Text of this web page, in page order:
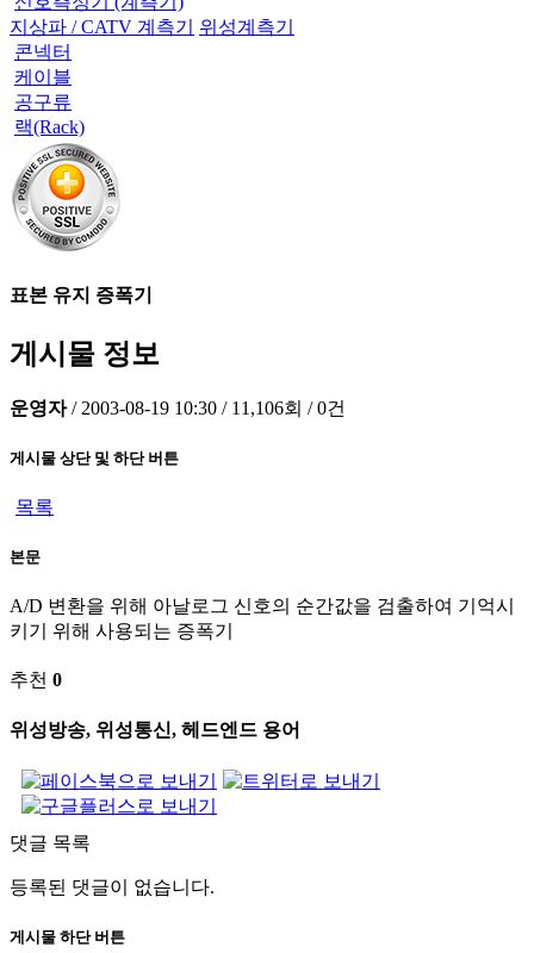
지상파 / CATV 계측기
위성계측기
콘넥터
케이블
공구류
랙(Rack)
표본 유지 증폭기
게시물 정보
운영자 / 2003-08-19 10:30 / 11,106회 / 0건
게시물 상단 및 하단 버튼
목록
본문
A/D 변환을 위해 아날로그 신호의 순간값을 검출하여 기억시
키기 위해 사용되는 증폭기
추천 0
위성방송, 위성통신, 헤드엔드 용어
댓글 목록
등록된 댓글이 없습니다.
게시물 하단 버튼